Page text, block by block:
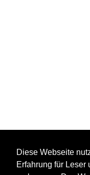
Diese Webseite
Erfahrung für Leser